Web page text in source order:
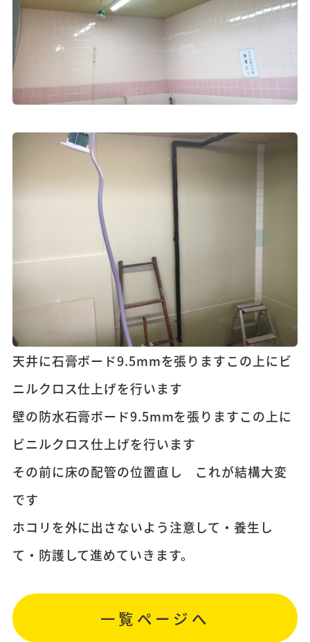
天井に石膏ボード9.5mmを張りますこの上にビ
ニルクロス仕上げを行います
壁の防水石膏ボード9.5mmを張りますこの上に
ビニルクロス仕上げを行います
その前に床の配管の位置直し これが結構大変
です
ホコリを外に出さないよう注意して・養生し
て・防護して進めていきます。
一覧ページへ